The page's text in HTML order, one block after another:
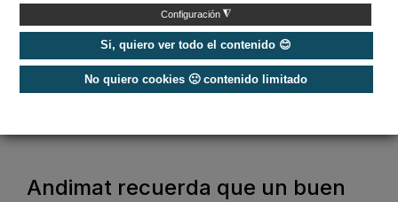
Configuración ◮
Si, quiero ver todo el contenido 😊
No quiero cookies 🙁 contenido limitado
Construcción Sostenible / Aislamiento y Humedad
Andimat recuerda que un buen